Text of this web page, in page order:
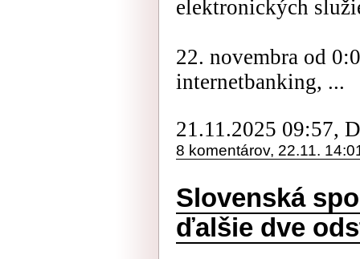
elektronických
22. novembra od
internetbanking, ...
21.11.2025 09:57,
8 komentárov, 22.11.
Slovenská
ďalšie dve